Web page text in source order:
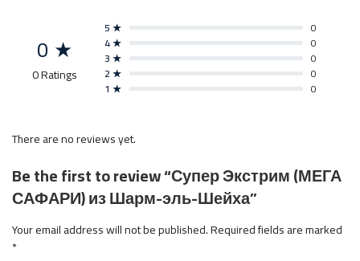
0 ★
0 Ratings
5 ★
0
4 ★
0
3 ★
0
2 ★
0
1 ★
0
There are no reviews yet.
Be the first to review “Супер Экстрим (МЕГА
САФАРИ) из Шарм-эль-Шейха”
Your email address will not be published.Required fields are marked
*